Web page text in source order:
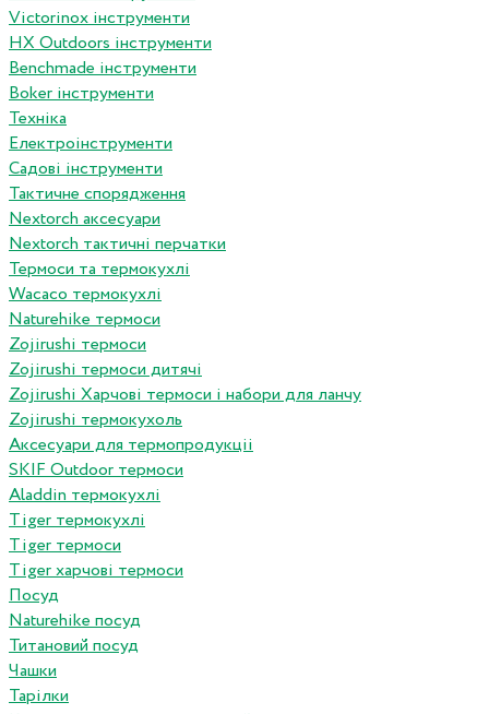
Victorinox інструменти
HX Outdoors інструменти
Benchmade інструменти
Boker інструменти
Техніка
Електроінструменти
Садові інструменти
Тактичне спорядження
Nextorch аксесуари
Nextorch тактичні перчатки
Термоси та термокухлі
Wacaco термокухлі
Naturehike термоси
Zojirushi термоси
Zojirushi термоси дитячі
Zojirushi Харчові термоси і набори для ланчу
Zojirushi термокухоль
Аксесуари для термопродукціі
SKIF Outdoor термоси
Aladdin термокухлі
Tiger термокухлі
Tiger термоси
Tiger харчові термоси
Посуд
Naturehike посуд
Титановий посуд
Чашки
Тарілки